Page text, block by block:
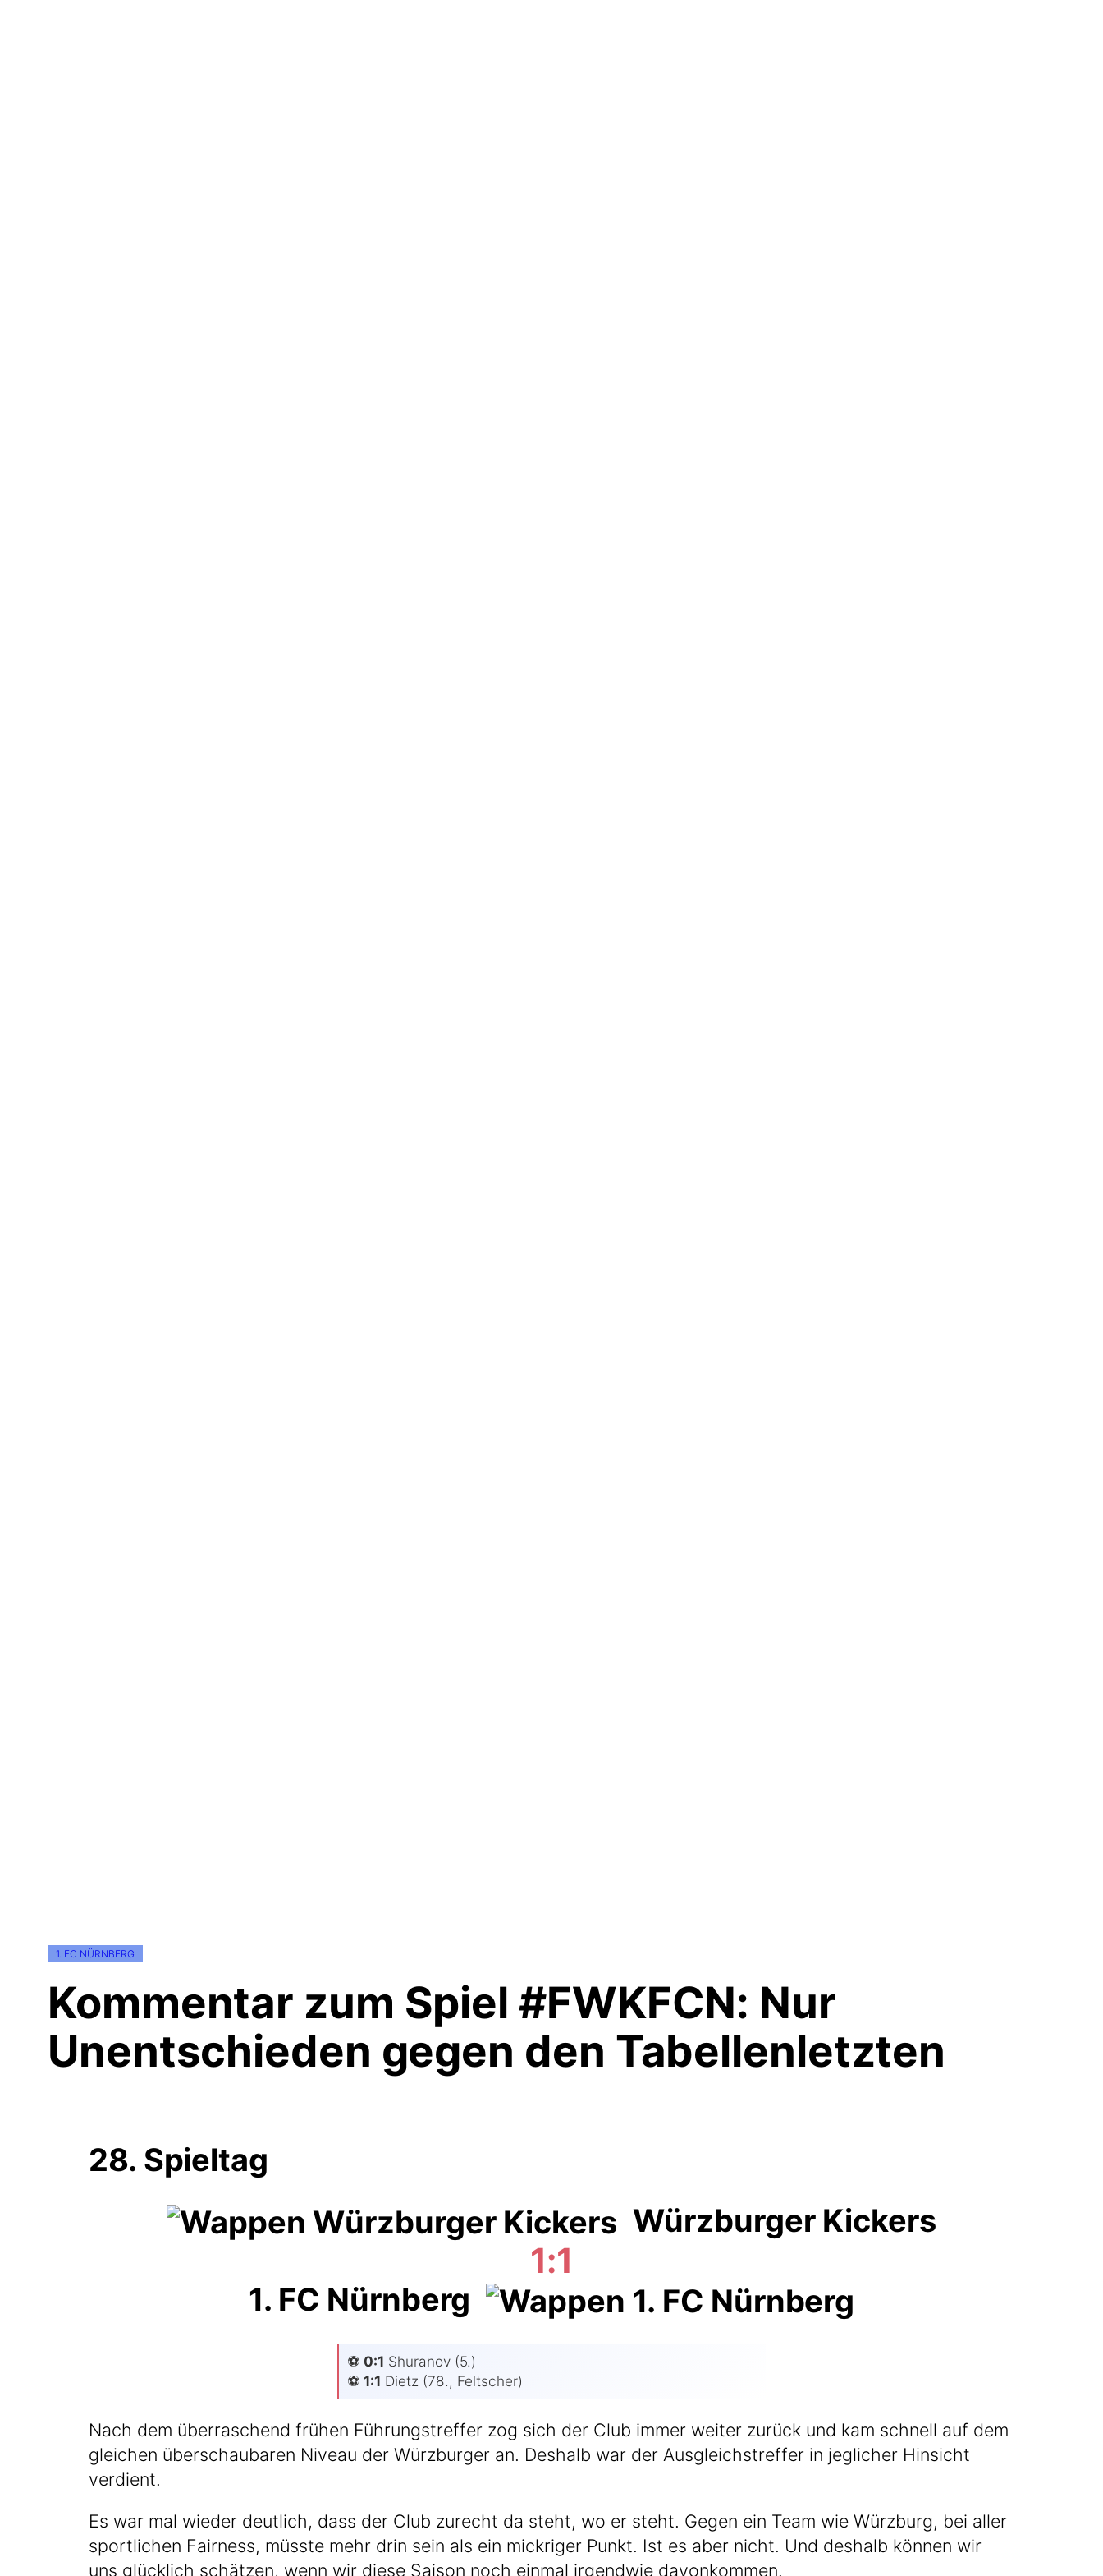
1. FC NÜRNBERG
Kommentar zum Spiel #FWKFCN: Nur
Unentschieden gegen den Tabellenletzten
28. Spieltag
Würzburger Kickers
1:1
1. FC Nürnberg
⚽️ 0:1 Shura­nov (5.)
⚽️ 1:1 Dietz (78., Feltscher)
Nach dem über­ra­schend frü­hen Füh­rungs­tref­fer zog sich der Club immer wei­ter zurück und kam schnell auf dem
glei­chen über­schau­ba­ren Niveau der Würz­bur­ger an. Des­halb war der Aus­gleichs­tref­fer in jeg­li­cher Hin­sicht
verdient.
Es war mal wie­der deut­lich, dass der Club zurecht da steht, wo er steht. Gegen ein Team wie Würz­burg, bei aller
sport­li­chen Fair­ness, müss­te mehr drin sein als ein mick­ri­ger Punkt. Ist es aber nicht. Und des­halb kön­nen wir
uns glück­lich schät­zen, wenn wir die­se Sai­son noch ein­mal irgend­wie davonkommen.